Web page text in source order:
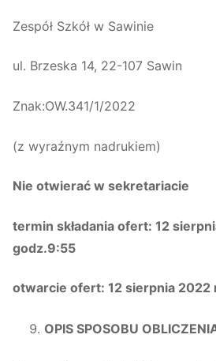
Zespół Szkół w Sawinie
ul. Brzeska 14, 22-107 Sawin
Znak:OW.341/1/2022
(z wyraźnym nadrukiem)
Nie otwierać w sekretariacie
termin składania ofert: 12
godz.9:55
otwarcie ofert: 12 sierpnia 2022
OPIS SPOSOBU